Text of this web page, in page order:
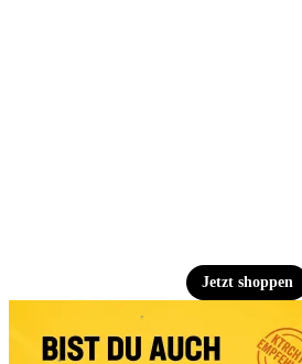
Jetzt shoppen